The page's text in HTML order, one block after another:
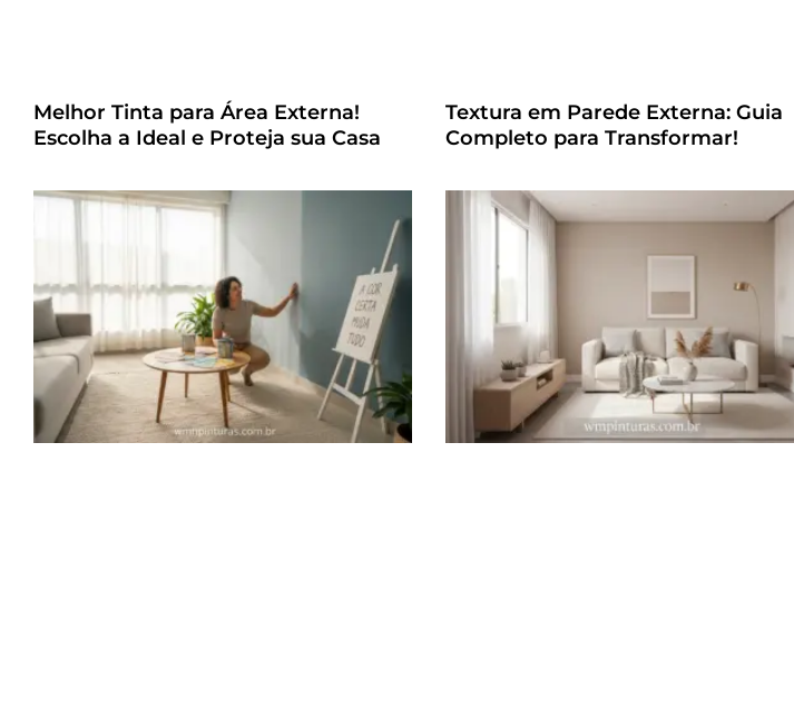
Melhor Tinta para Área Externa!
Escolha a Ideal e Proteja sua Casa
Textura em Parede Externa: Guia
Completo para Transformar!